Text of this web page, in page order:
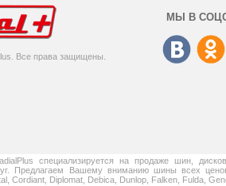
Все права защищены.
МЫ В
специализируется на продаже шин,
Предлагаем Вашему вниманию шины всех
Cordiant, Diplomat, Debica, Dunlop, Falken, Fulda,